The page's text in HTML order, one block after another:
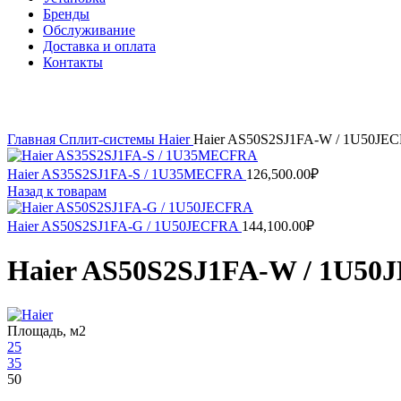
Бренды
Обслуживание
Доставка и оплата
Контакты
Главная Сплит-системы HaierHaier AS50S2SJ1FA-W /
Haier AS35S2SJ1FA-S / 1U35MECFRA 126,500.00₽
Назад к товарам
Haier AS50S2SJ1FA-G / 1U50JECFRA 144,100.00₽
Haier AS50S2SJ1FA-W /
Площадь, м2
25
35
50